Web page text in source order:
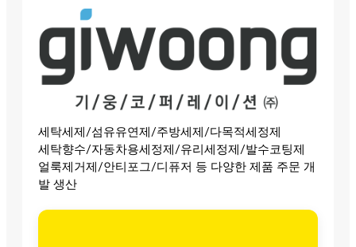
세탁세제/섬유유연제/주방세제/다목적세정제
세탁향수/자동차용세정제/유리세정제/발수코팅제
얼룩제거제/안티포그/디퓨저 등 다양한 제품 주문 개
발 생산